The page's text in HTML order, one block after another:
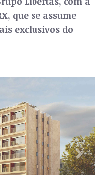
que se assume
exclusivos do